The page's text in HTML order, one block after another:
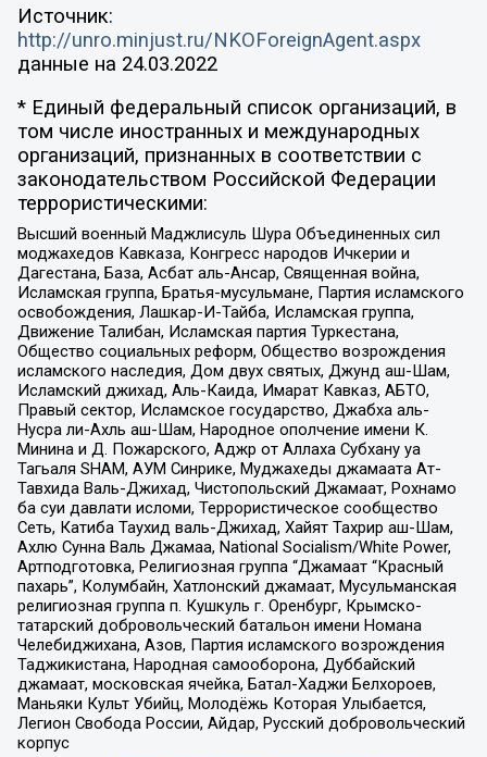
Источник:
http://unro.minjust.ru/NKOForeignAgent.aspx
данные на 24.03.2022
* Единый федеральный список организаций, в
том числе иностранных и международных
организаций, признанных в соответствии с
законодательством Российской Федерации
террористическими:
Высший военный Маджлисуль Шура Объединенных сил
моджахедов Кавказа, Конгресс народов Ичкерии и
Дагестана, База, Асбат аль-Ансар, Священная война,
Исламская группа, Братья-мусульмане, Партия исламского
освобождения, Лашкар-И-Тайба, Исламская группа,
Движение Талибан, Исламская партия Туркестана,
Общество социальных реформ, Общество возрождения
исламского наследия, Дом двух святых, Джунд аш-Шам,
Исламский джихад, Аль-Каида, Имарат Кавказ, АБТО,
Правый сектор, Исламское государство, Джабха аль-
Нусра ли-Ахль аш-Шам, Народное ополчение имени К.
Минина и Д. Пожарского, Аджр от Аллаха Субхану уа
Тагьаля SHAM, АУМ Синрике, Муджахеды джамаата Ат-
Тавхида Валь-Джихад, Чистопольский Джамаат, Рохнамо
ба суи давлати исломи, Террористическое сообщество
Сеть, Катиба Таухид валь-Джихад, Хайят Тахрир аш-Шам,
Ахлю Сунна Валь Джамаа, National Socialism/White Power,
Артподготовка, Религиозная группа “Джамаат “Красный
пахарь”, Колумбайн, Хатлонский джамаат, Мусульманская
религиозная группа п. Кушкуль г. Оренбург, Крымско-
татарский добровольческий батальон имени Номана
Челебиджихана, Азов, Партия исламского возрождения
Таджикистана, Народная самооборона, Дуббайский
джамаат, московская ячейка, Батал-Хаджи Белхороев,
Маньяки Культ Убийц, Молодёжь Которая Улыбается,
Легион Свобода России, Айдар, Русский добровольческий
корпус